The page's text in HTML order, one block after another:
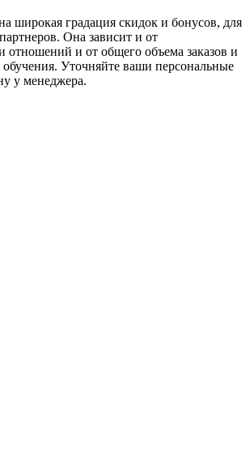
широкая градация скидок и бонусов, для
Она зависит и от
отношений и от общего объема заказов и
обучения. Уточняйте ваши персональные
у менеджера.